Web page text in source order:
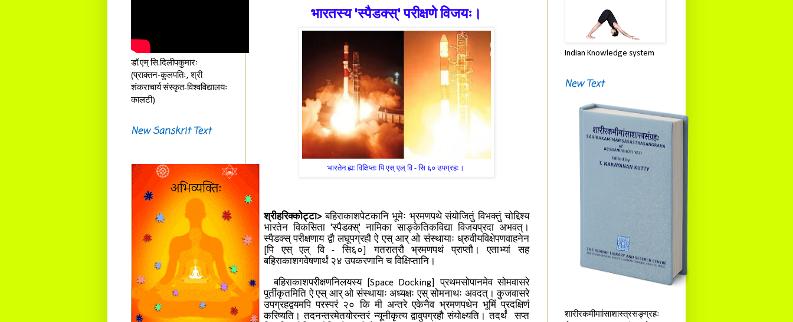
भारतस्य 'स्पैडक्स्' परीक्षणे विजयः।
भारतेन ह्यः विक्षिप्तः पि एस् एल् वि - सि ६० उपग्रहः।
श्रीहरिक्कोट्टा>बहिराकाशपेटकानि भूमेः भ्रमणपथे संयोजितुं विभक्तुं चोद्दिश्य
भारतेन विकसिता 'स्पैडक्स्' नामिका साङ्केतिकविद्या विजयप्रदा अभवत्।
स्पैडक्स् परीक्षणाय द्वौ लघूपग्रहौ ऐ एस् आर् ओ संस्थायाः ध्रुवीयविक्षेपणवाहनेन
[पि एस् एल् वि - सि६०] गतरात्रौ भ्रमणपथं प्राप्तौ। एताभ्यां सह
बहिराकाशगवेषणार्थं २४ उपकरणानि च विक्षिप्तानि।
बहिराकाशपरीक्षणनिलयस्य [Space Docking] प्रथमसोपानमेव सोमवासरे
पूर्तीकृतमिति ऐ एस् आर् ओ संस्थायाः अध्यक्षः एस् सोमनाथः अवदत्। कुजवासरे
उपग्रहद्वयमपि परस्परं २० कि मी अन्तरे एकेनैव भ्रमणपथेन भूमिं प्रदक्षिणं
करिष्यति। तदनन्तरमेतयोरन्तरं न्यूनीकृत्य द्वावुपग्रहौ संयोक्ष्यति। तदर्थं सप्त
डॉ.एम् सि.दिलीपकुमारः
(प्राक्तन-कुलपतिः, श्री
शंकराचार्य संस्कृत-विश्वविद्यालयः
कालटी)
New Sanskrit Text
Indian Knowledge system
New Text
शारीरकमीमाांसाशास्त्रसङ्ग्रहः